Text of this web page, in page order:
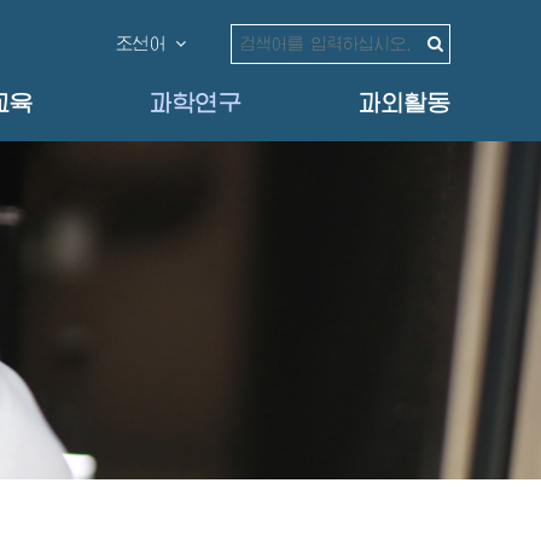
조선어
육 과학연구 과외활동